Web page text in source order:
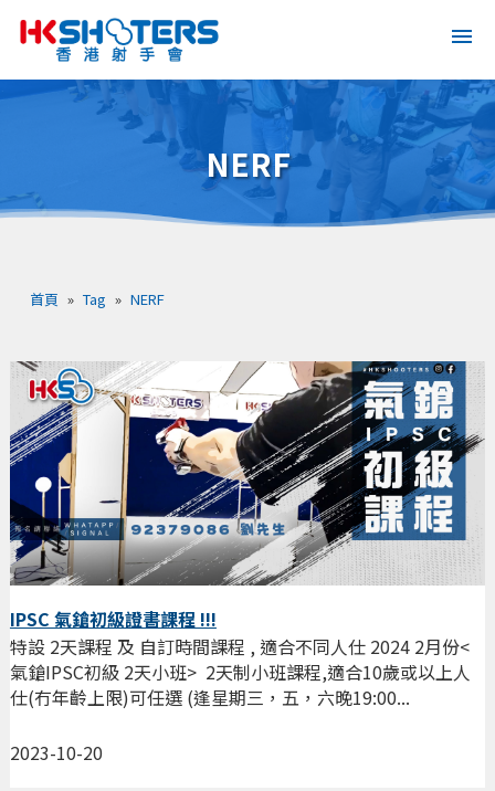
NERF
首頁 » Tag » NERF
IPSC 氣鎗初級證書課程 !!!
2023-10-20
特設 2天課程 及 自訂時間課程 , 適合不同人仕 2024 2月份<
氣鎗IPSC初級 2天小班> 2天制小班課程,適合10歲或以上人
仕(冇年齡上限)可任選 (逢星期三，五，六晚19:00...